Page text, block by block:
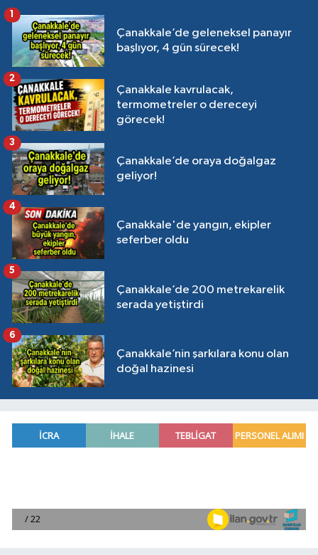
Çanakkale’de geleneksel panayır
başlıyor, 4 gün sürecek!
1
Çanakkale kavrulacak,
termometreler o dereceyi
görecek!
2
Çanakkale’de oraya doğalgaz
geliyor!
3
Çanakkale'de yangın, ekipler
seferber oldu
4
Çanakkale’de 200 metrekarelik
serada yetiştirdi
5
Çanakkale’nin şarkılara konu olan
doğal hazinesi
6